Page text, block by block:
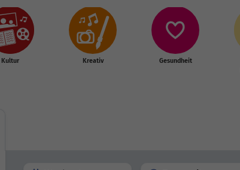
Kultur Kreativ Gesundheit